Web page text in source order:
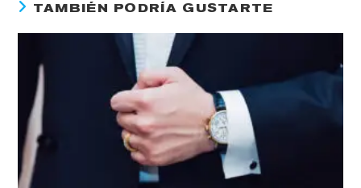
TAMBIÉN PODRÍA GUSTARTE